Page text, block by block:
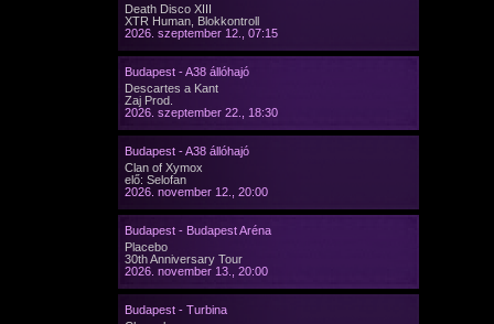
Death Disco XIII
XTR Human, Blokkontroll
2026. szeptember 12., 07:15
Budapest - A38 állóhajó
Descartes a Kant
Zaj Prod.
2026. szeptember 22., 18:30
Budapest - A38 állóhajó
Clan of Xymox
elő: Selofan
2026. november 12., 20:00
Budapest - Budapest Aréna
Placebo
30th Anniversary Tour
2026. november 13., 20:00
Budapest - Turbina